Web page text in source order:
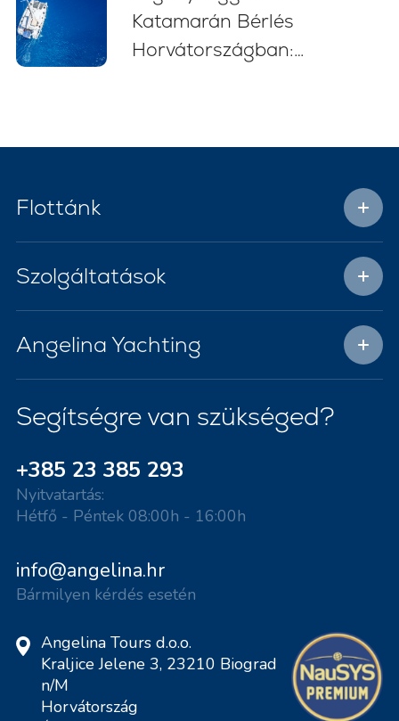
Katamarán Bérlés
Horvátországban:
Flottánk
Szolgáltatások
Angelina Yachting
Segítségre van szükséged?
+385 23 385 293
Nyitvatartás:
Hétfő - Péntek 08:00h - 16:00h
info@angelina.hr
Bármilyen kérdés esetén
Angelina Tours d.o.o.
Kraljice Jelene 3, 23210 Biograd
n/M
Horvátország